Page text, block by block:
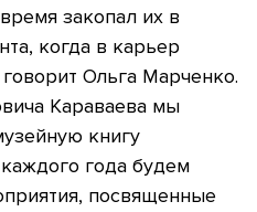
закопал их в
когда в карьер
Ольга Марченко.
Караваева мы
книгу
года будем
посвященные